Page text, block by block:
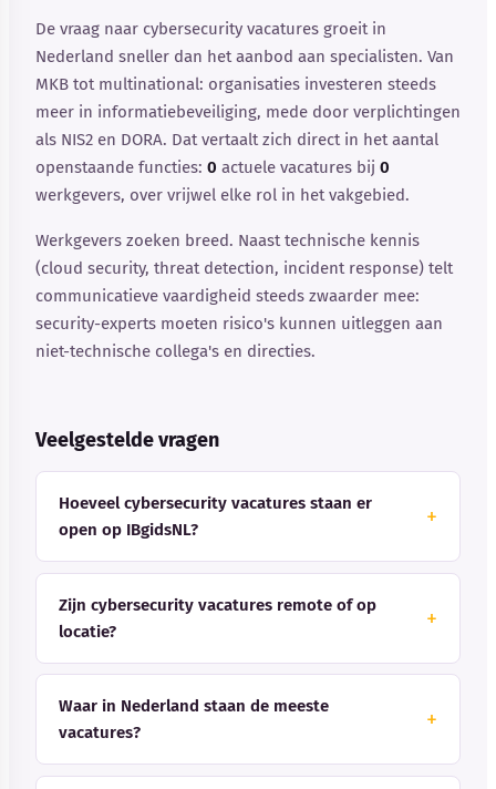
De vraag naar cybersecurity vacatures groeit in
Nederland sneller dan het aanbod aan specialisten. Van
MKB tot multinational: organisaties investeren steeds
meer in informatiebeveiliging, mede door verplichtingen
als NIS2 en DORA. Dat vertaalt zich direct in het aantal
openstaande functies: 0 actuele vacatures bij 0
werkgevers, over vrijwel elke rol in het vakgebied.
Werkgevers zoeken breed. Naast technische kennis
(cloud security, threat detection, incident response) telt
communicatieve vaardigheid steeds zwaarder mee:
security-experts moeten risico's kunnen uitleggen aan
niet-technische collega's en directies.
Veelgestelde vragen
Hoeveel cybersecurity vacatures staan er
open op IBgidsNL?
Zijn cybersecurity vacatures remote of op
locatie?
Waar in Nederland staan de meeste
vacatures?